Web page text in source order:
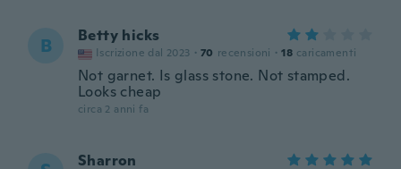
B Betty hicks
Iscrizione dal 2023 · 70 recensioni · 18 caricamenti
Not garnet. Is glass stone. Not stamped.
Looks cheap
circa 2 anni fa
Sharron